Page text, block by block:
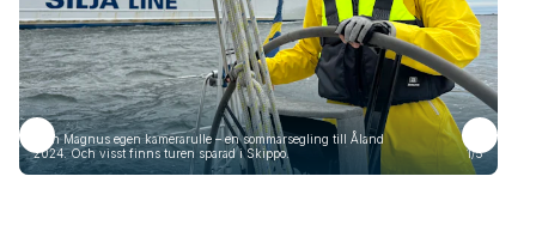
Från Magnus egen kamerarulle – en sommarsegling till Åland
2024. Och visst finns turen sparad i Skippo.
1/5